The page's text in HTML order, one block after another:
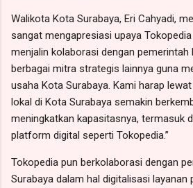
Walikota Kota Surabaya, Eri Cahyadi,
sangat mengapresiasi upaya
menjalin kolaborasi dengan pemerintah
berbagai mitra strategis lainnya guna
usaha Kota Surabaya. Kami harap
lokal di Kota Surabaya semakin
meningkatkan kapasitasnya, termasuk
platform digital seperti Tokopedia.”
Tokopedia pun berkolaborasi dengan
Surabaya dalam hal digitalisasi layanan